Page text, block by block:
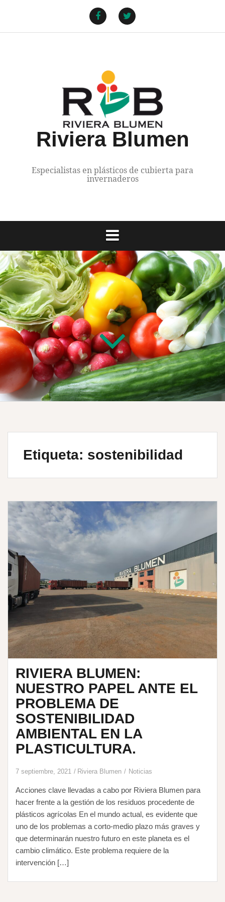
Riviera Blumen
Especialistas en plásticos de cubierta para
invernaderos
Etiqueta: sostenibilidad
RIVIERA BLUMEN:
NUESTRO PAPEL ANTE EL
PROBLEMA DE
SOSTENIBILIDAD
AMBIENTAL EN LA
PLASTICULTURA.
7 septiembre, 2021 Riviera Blumen Noticias
Acciones clave llevadas a cabo por Riviera Blumen para
hacer frente a la gestión de los residuos procedente de
plásticos agrícolas En el mundo actual, es evidente que
uno de los problemas a corto-medio plazo más graves y
que determinarán nuestro futuro en este planeta es el
cambio climático. Este problema requiere de la
intervención […]